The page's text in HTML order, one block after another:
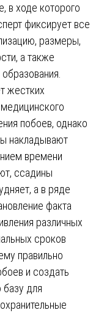
в ходе которого
фиксирует все
размеры,
а также
жестких
побоев, однако
накладывают
времени
ссадины
а в ряде
факта
различных
сроков
правильно
и создать
для